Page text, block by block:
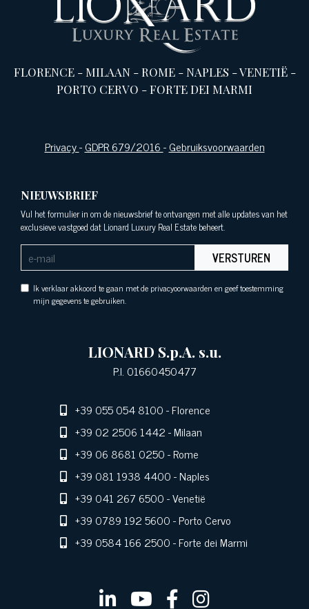
FLORENCE-MILAAN-ROME-NAPLES -VENETIË-
PORTO CERVO -FORTE DEI MARMI
Privacy-GDPR 679/2016-Gebruiksvoorwaarden
NIEUWSBRIEF
Vul het formulier in om de nieuwsbrief te ontvangen met alle updates van het
exclusieve vastgoed dat Lionard Luxury Real Estate beheert.
VERSTUREN
Ik verklaar akkoord te gaan met de privacyoorwaarden en geef toestemming
mijn gegevens te gebruiken.
LIONARD S.p.A. s.u.
P.I. 01660450477
+39 055 054 8100- Florence
+39 02 2506 1442- Milaan
+39 06 8681 0250- Rome
+39 081 1938 4400- Naples
+39 041 267 6500- Venetië
+39 0789 192 5600- Porto Cervo
+39 0584 166 2500- Forte dei Marmi